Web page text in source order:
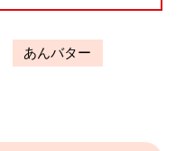
あんバター